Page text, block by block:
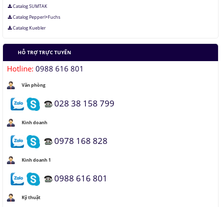
Áo chống đạn xuyên giáp bằng bọt kim loại
Lưu trữ hình ảnh kỹ thuật số trong ADN
Catalog SUMTAK
Catalog Pepperl+Fuchs
Catalog Kuebler
HỖ TRỢ TRỰC TUYẾN
Hotline: 0988 616 801
Văn phòng
028 38 158 799
Kinh doanh
0978 168 828
Kinh doanh 1
0988 616 801
Kỹ thuật